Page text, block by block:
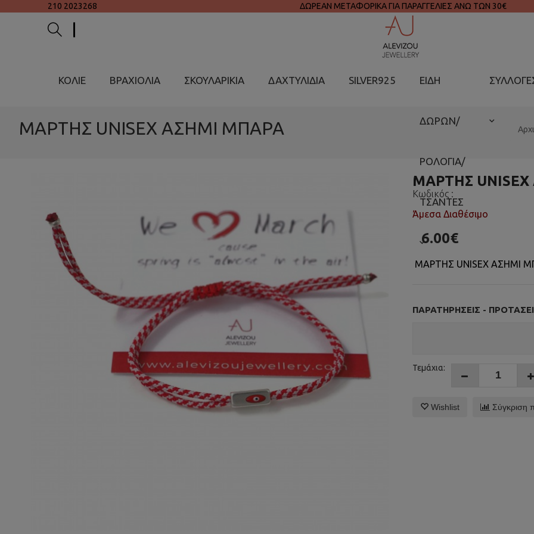
210 2023268 ΔΩΡΕΑΝ ΜΕΤΑΦΟΡΙΚΑ ΓΙΑ ΠΑΡΑΓΓΕΛΙΕΣ ΑΝΩ ΤΩΝ 30€
ΚΟΛΙΕ ΒΡΑΧΙΟΛΙΑ ΣΚΟΥΛΑΡΙΚΙΑ ΔΑΧΤΥΛΙΔΙΑ SILVER925 ΕΙΔΗ
ΔΩΡΩΝ/
ΡΟΛΟΓΙΑ/
ΤΣΑΝΤΕΣ
ΜΑΡΤΗΣ UNISEX ΑΣΗΜΙ ΜΠΑΡΑ
ΜΑΡΤΗΣ
Κωδικός :
Άμεσα Διαθέσιμο
6.00€
ΜΑΡΤΗΣ UNISEX ΑΣΗΜΙ
ΠΑΡΑΤΗΡΉΣΕΙΣ -
Τεμάχια:
Wishlist Σύγκριση